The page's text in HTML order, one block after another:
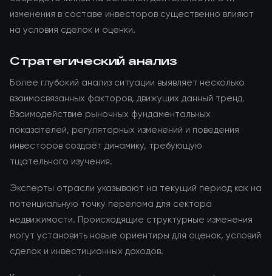
изменения в составе инвесторов существенно влияют
на условия сделок и оценки.
Стратегический анализ
Более глубокий анализ ситуации выявляет несколько
взаимосвязанных факторов, движущих данный тренд.
Взаимодействие рыночных фундаментальных
показателей, регуляторных изменений и поведения
инвесторов создаёт динамику, требующую
тщательного изучения.
Эксперты отрасли указывают на текущий период как на
потенциальную точку перелома для сектора
недвижимости. Происходящие структурные изменения
могут установить новые ориентиры для оценок, условий
сделок и инвестиционных доходов.